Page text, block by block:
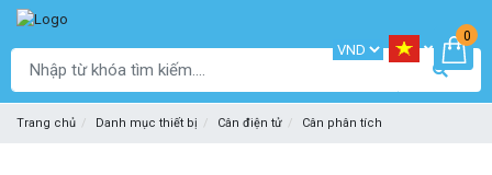
0
Trang chủ Danh mục thiết bị Cân điện tử Cân phân tích